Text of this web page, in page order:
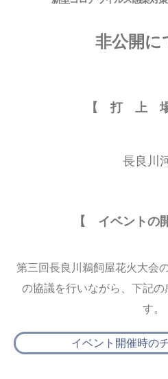
非公開に
【 打 上
長良川
【 イベントの
第三回長良川鵜飼屋花火大会
の協議を行いながら、下記の
す。
イベント開催時の